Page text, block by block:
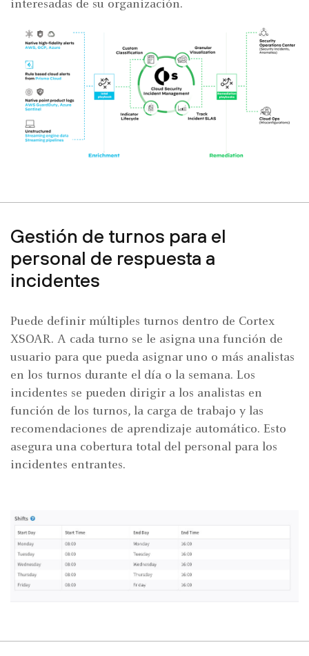
interesadas de su organización.
Gestión de turnos para el
personal de respuesta a
incidentes
Puede definir múltiples turnos dentro de Cortex
XSOAR. A cada turno se le asigna una función de
usuario para que pueda asignar uno o más analistas
en los turnos durante el día o la semana. Los
incidentes se pueden dirigir a los analistas en
función de los turnos, la carga de trabajo y las
recomendaciones de aprendizaje automático. Esto
asegura una cobertura total del personal para los
incidentes entrantes.